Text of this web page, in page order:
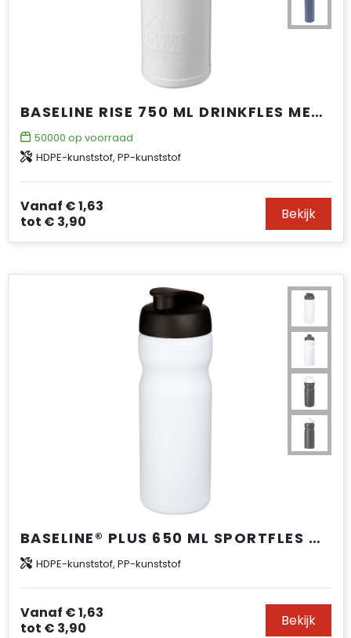
BASELINE RISE 750 ML DRINKFLES MET KLAPDEKSEL
50000 op voorraad
HDPE-kunststof, PP-kunststof
Vanaf € 1,63
tot € 3,90 Bekijk
BASELINE® PLUS 650 ML SPORTFLES MET KANTELDEKSEL
HDPE-kunststof, PP-kunststof
Vanaf € 1,63
tot € 3,90 Bekijk